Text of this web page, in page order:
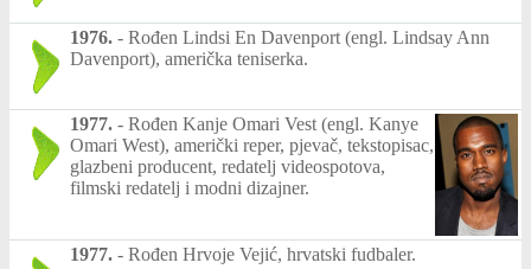
1976. - Rođen Lindsi En Davenport (engl. Lindsay Ann
Davenport), američka teniserka.
1977. - Rođen Kanje Omari Vest (engl. Kanye
Omari West), američki reper, pjevač, tekstopisac,
glazbeni producent, redatelj videospotova,
filmski redatelj i modni dizajner.
1977. - Rođen Hrvoje Vejić, hrvatski fudbaler.